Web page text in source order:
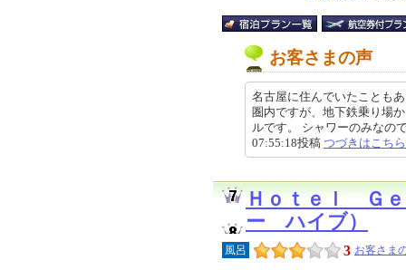
お客さまの声
名古屋に住んでいたことも
圏内ですが、地下鉄乗り場
ルです。 シャワーのみな
07:55:18投稿 つづきはこちら
Ｈｏｔｅｌ Ｇ
ー ハイブ）
風呂 3 お客さま